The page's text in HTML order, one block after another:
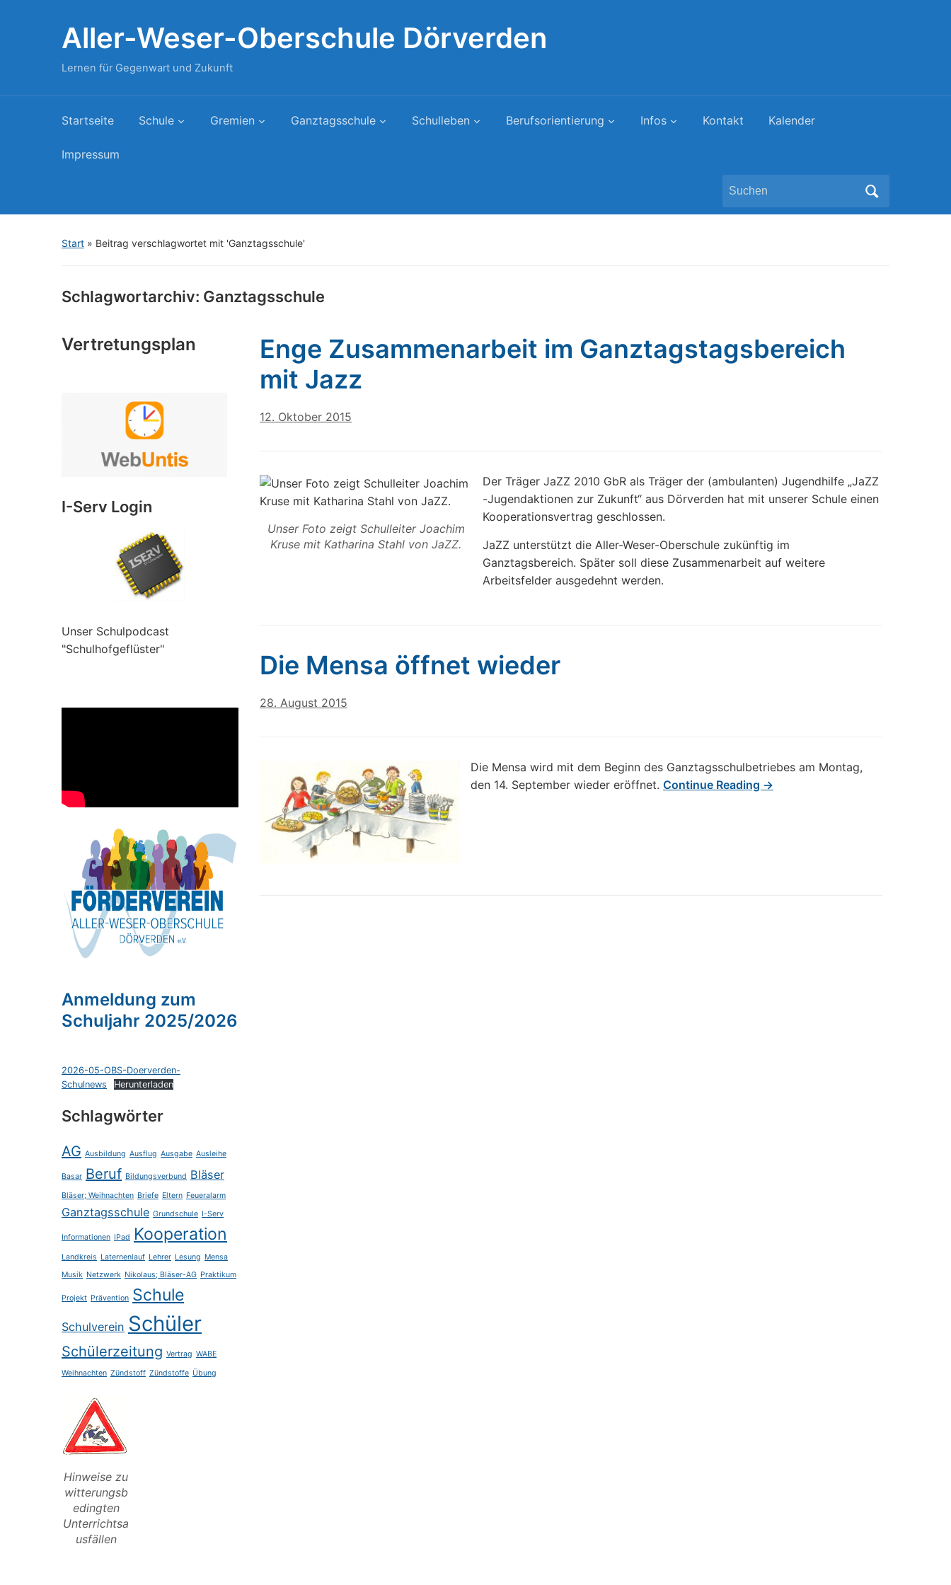
Aller-Weser-Oberschule Dörverden
Lernen für Gegenwart und Zukunft
Startseite Schule Gremien Ganztagsschule Schulleben Berufsorientierung Infos Kontakt Kalender
Impressum
Search
Start » Beitrag verschlagwortet mit 'Ganztagsschule'
Schlagwortarchiv: Ganztagsschule
Vertretungsplan
I-Serv Login
Unser Schulpodcast
"Schulhofgeflüster"
Anmeldung zum
Schuljahr 2025/2026
2026-05-OBS-Doerverden-
Schulnews
Herunterladen
Schlagwörter
AG Ausbildung Ausflug Ausgabe Ausleihe
Basar Beruf Bildungsverbund Bläser
Bläser; Weihnachten Briefe Eltern Feueralarm
Ganztagsschule Grundschule I-Serv
Informationen IPad Kooperation
Landkreis Laternenlauf Lehrer Lesung Mensa
Musik Netzwerk Nikolaus; Bläser-AG Praktikum
Projekt Prävention Schule
Schulverein Schüler
Schülerzeitung Vertrag WABE
Weihnachten Zündstoff Zündstoffe Übung
Hinweise zu
witterungsb
edingten
Unterrichtsa
usfällen
Enge Zusammenarbeit im Ganztagstagsbereich
mit Jazz
12. Oktober 2015
Unser Foto zeigt Schulleiter Joachim
Kruse mit Katharina Stahl von JaZZ.
Der Träger JaZZ 2010 GbR als Träger der (ambulanten) Jugendhilfe „JaZZ
-Jugendaktionen zur Zukunft“ aus Dörverden hat mit unserer Schule einen
Kooperationsvertrag geschlossen.
JaZZ unterstützt die Aller-Weser-Oberschule zukünftig im
Ganztagsbereich. Später soll diese Zusammenarbeit auf weitere
Arbeitsfelder ausgedehnt werden.
Die Mensa öffnet wieder
28. August 2015
Die Mensa wird mit dem Beginn des Ganztagsschulbetriebes am Montag,
den 14. September wieder eröffnet. Continue Reading →